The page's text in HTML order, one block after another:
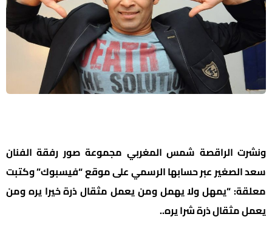
ونشرت الراقصة شمس المغربي مجموعة صور رفقة الفنان
سعد الصغير عبر حسابها الرسمي على موقع “فيسبوك” وكتبت
معلقة: “يمهل ولا يهمل ومن يعمل مثقال ذرة خيرا يره ومن
يعمل مثقال ذرة شرا يره..